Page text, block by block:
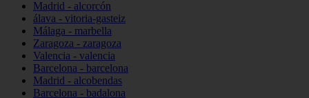
Madrid - alcorcón
álava - vitoria-gasteiz
Málaga - marbella
Zaragoza - zaragoza
Valencia - valencia
Barcelona - barcelona
Madrid - alcobendas
Barcelona - badalona